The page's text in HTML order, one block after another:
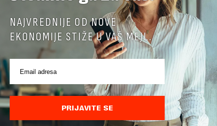
Papua Nova Gvineja potvrdila učešće na Ekspo
2027
Papua Nova Gvineja jedna je od 141 međunarodne učesnice
koje su do sada potvrdile učešće na specijalizovanoj
NAJVREDNIJE OD NOVE
EKONOMIJE STIŽE U VAŠ MEJL.
PRIJAVITE SE